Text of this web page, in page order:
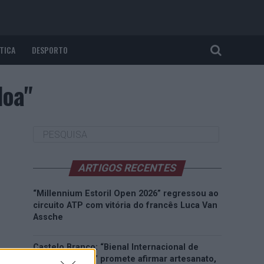
DESPORTO
ARTIGOS RECENTES
“Millennium Estoril Open 2026” regressou ao
circuito ATP com vitória do francês Luca Van
Assche
Castelo Branco: “Bienal Internacional de
Artes e Ofícios” promete afirmar artesanato,